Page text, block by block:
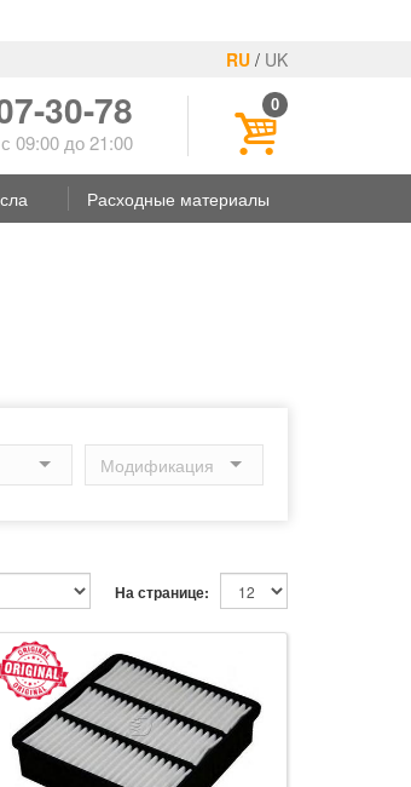
RU / UK
30-78
09:00 до 21:00
0
Расходные материалы
На странице: